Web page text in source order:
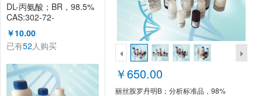
DL-丙氨酸；BR，98.5%
CAS:302-72-
7（KL1003A）
￥10.00
已有52人购买
￥650.00
丽丝胺罗丹明B；分析标准品，98%